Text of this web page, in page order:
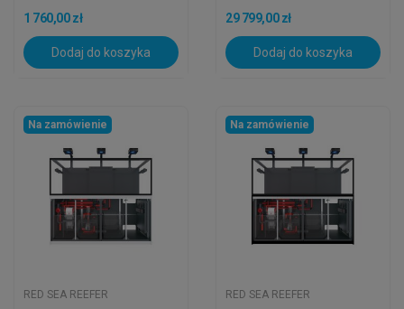
NanoMat,...
1 760,00 zł
Dodaj do koszyka
29 799,00 zł
Dodaj do koszyka
Na zamówienie
RED SEA REEFER
Na zamówienie
RED SEA REEFER